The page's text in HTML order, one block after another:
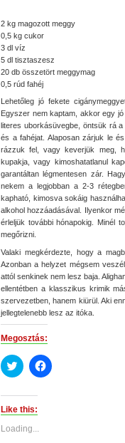
2 kg magozott meggy
0,5 kg cukor
3 dl víz
5 dl tisztaszesz
20 db összetört meggymag
0,5 rúd fahéj
Lehetőleg jó fekete
Egyszer nem kaptam, akkor egy
literes uborkásüvegbe, öntsük rá
és a fahéjat. Alaposan zárjuk le
rázzuk fel, vagy keverjük meg,
kupakja, vagy kimoshatatlanul
garantáltan légmentesen zár.
nekem a legjobban a 2-3
kapható, kimosva sokáig
alkohol hozzáadásával. Ilyenkor
érleljük további hónapokig. Minél
megőrizni.
Valaki megkérdezte, hogy a
Azonban a helyzet mégsem
attól senkinek nem lesz baja.
ellentétben a klasszikus krimik
szervezetben, hanem kiürül. Aki
jellegtelenebb lesz az itóka.
Megosztás:
Click
to
(Opens
in
new
Click
to
Like this:
Loading...